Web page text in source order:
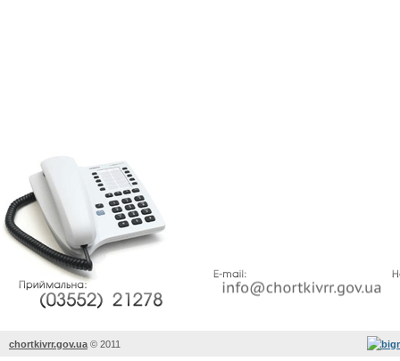
chortkivrr.gov.ua © 2011